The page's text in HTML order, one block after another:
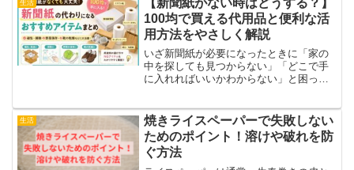
の種類ユニクロでは、全国...
生活
100均で買える代用品と便利な活
用方法をやさしく解説
いざ新聞紙が必要になったときに「家の
中を探しても見つからない」「どこで手
に入れればいいかわからない」と困って
必要はありません。実は100均には新聞紙
の代わりとして使える便...
生活
焼きライスペーパーで失敗しない
ためのポイント！溶けや破れを防
ぐ方法